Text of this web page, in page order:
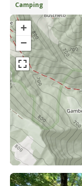
Camping
+
−